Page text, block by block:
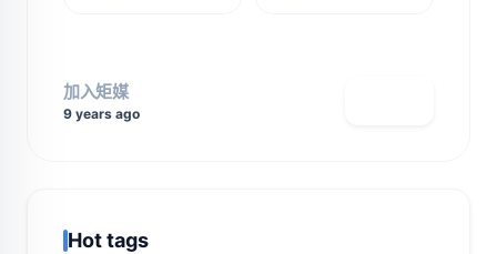
加入矩媒
9 years ago
Hot tags